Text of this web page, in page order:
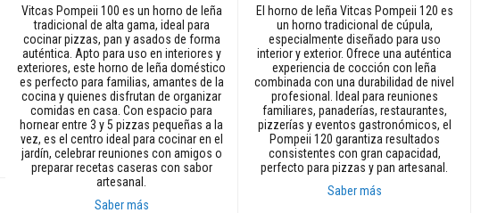
Vitcas Pompeii 100 es un horno de leña
tradicional de alta gama, ideal para
cocinar pizzas, pan y asados de forma
auténtica. Apto para uso en interiores y
exteriores, este horno de leña doméstico
es perfecto para familias, amantes de la
cocina y quienes disfrutan de organizar
comidas en casa. Con espacio para
hornear entre 3 y 5 pizzas pequeñas a la
vez, es el centro ideal para cocinar en el
jardín, celebrar reuniones con amigos o
preparar recetas caseras con sabor
artesanal.
Saber más
El horno de leña Vitcas Pompeii 120 es
un horno tradicional de cúpula,
especialmente diseñado para uso
interior y exterior. Ofrece una auténtica
experiencia de cocción con leña
combinada con una durabilidad de nivel
profesional. Ideal para reuniones
familiares, panaderías, restaurantes,
pizzerías y eventos gastronómicos, el
Pompeii 120 garantiza resultados
consistentes con gran capacidad,
perfecto para pizzas y pan artesanal.
Saber más